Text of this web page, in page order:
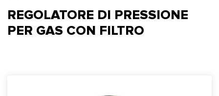
REGOLATORE DI PRESSIONE
PER GAS CON FILTRO